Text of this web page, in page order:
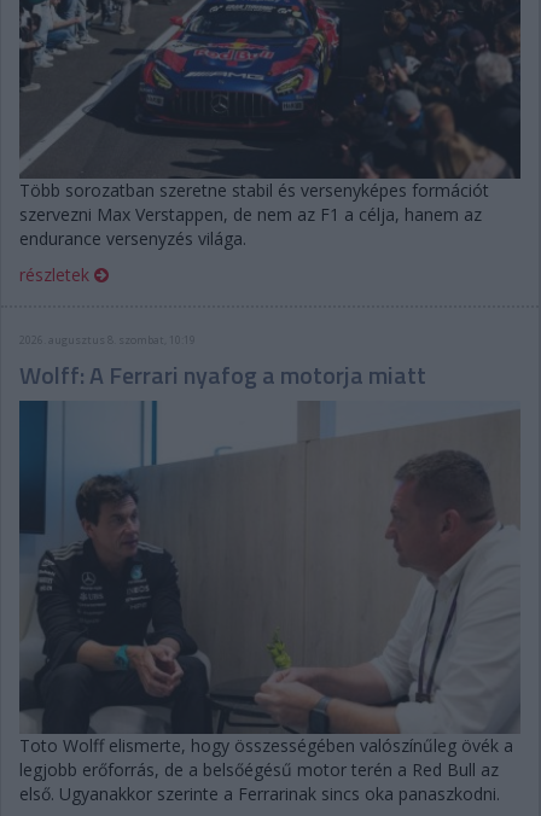
Több sorozatban szeretne stabil és versenyképes formációt
szervezni Max Verstappen, de nem az F1 a célja, hanem az
endurance versenyzés világa.
részletek
2026. augusztus 8. szombat, 10:19
Wolff: A Ferrari nyafog a motorja miatt
Toto Wolff elismerte, hogy összességében valószínűleg övék a
legjobb erőforrás, de a belsőégésű motor terén a Red Bull az
első. Ugyanakkor szerinte a Ferrarinak sincs oka panaszkodni.